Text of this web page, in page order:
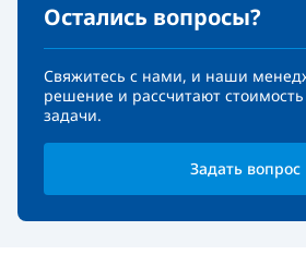
Остались вопросы?
Свяжитесь с нами, и наши
решение и рассчитают
задачи.
Задать вопрос